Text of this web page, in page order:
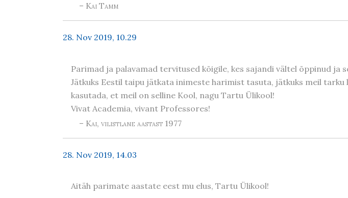
– Kai Tamm
28. Nov 2019, 10.29
Parimad ja palavamad tervitused kõigile, kes sajandi vältel õppinud ja
Jätkuks Eestil taipu jätkata inimeste harimist tasuta, jätkuks meil
kasutada, et meil on selline Kool, nagu Tartu Ülikool!
Vivat Academia, vivant Professores!
– Kai, vilistlane aastast 1977
28. Nov 2019, 14.03
Aitäh parimate aastate eest mu elus, Tartu Ülikool!